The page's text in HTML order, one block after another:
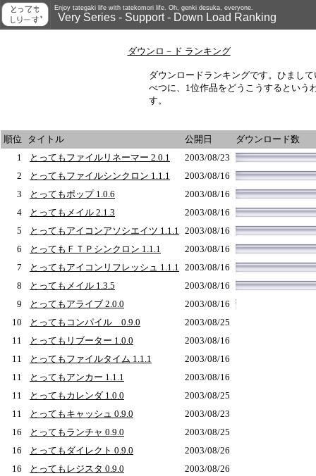
Enjoy tategaki life with tatekomori life. Oh, genki desuka, everyone.
Very Series - Support - Down Load Ranking
ダウンロ－ド ランキング
ダウンロードランキングです。ひまし
べつに、1位作品をどうこうするという
す。
順位 タイトル 公開日
ダウンロード数
1
とってもファイルリネーマー 2.0.1
2003/08/23
2
とってもファイルシンクロン 1.1.1
2003/08/16
3
とってもポップ 1.0.6
2003/08/16
4
とってもメイル 2.1.3
2003/08/16
5
とってもアイコンアソシエイツ 1.1.1 2003/08/16
6
とってもＦＴＰシンクロン 1.1.1
2003/08/16
7
とってもアイコンリフレッシュ 1.1.1 2003/08/16
8
とってもメイル 1.3.5
2003/08/16
9
とってもアライブ 2.0.0
2003/08/16
10
とってもコンパイル 0.9.0
2003/08/25
11
とってもリブーター 1.0.0
2003/08/16
11
とってもファイルタイム 1.1.1
2003/08/16
11
とってもアンカー 1.1.1
2003/08/16
11
とってもカレンダ 1.0.0
2003/08/25
11
とってもキャッシュ 0.9.0
2003/08/23
16
とってもランチャ 0.9.0
2003/08/25
16
とってもダイレクト 0.9.0
2003/08/26
16
とってもレジスタ 0.9.0
2003/08/26